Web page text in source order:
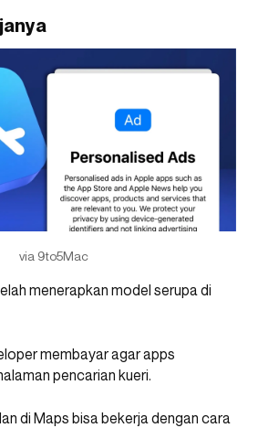
via 9to5Mac
menerapkan model serupa di
membayar agar apps
pencarian kueri.
di Maps bisa bekerja dengan cara